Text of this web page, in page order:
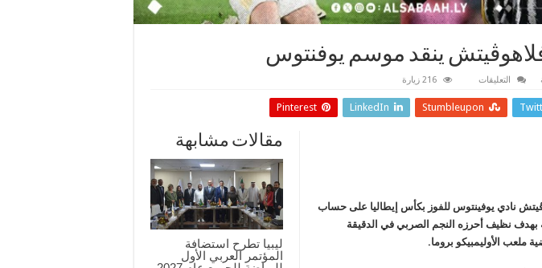
ينقد موسم يوفنتوس
التعليقات
مبكر
فلاهوڤيتش
216 زيارة
Stumbleupon
LinkedIn
Pinterest
مقالات مشابهة
ليبيا تطرح استضافة
المؤتمر العربي الأول
نادي يوفينتوس للفوز بكأس إيطاليا على حساب
بهدف نظيف أحرزه النجم الصربي في الدقيقة
ملعب الأوليمبيكو بروما.